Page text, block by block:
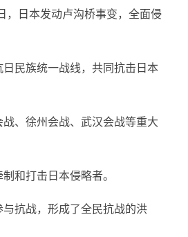
，日本发动卢沟桥事变，全面侵
民族统一战线，共同抗击日本
、徐州会战、武汉会战等重大
和打击日本侵略者。
抗战，形成了全民抗战的洪